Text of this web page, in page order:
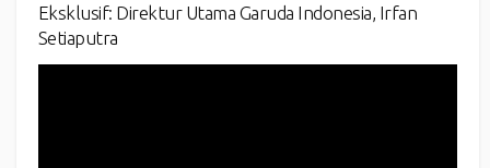
Eksklusif: Direktur Utama Garuda Indonesia, Irfan
Setiaputra